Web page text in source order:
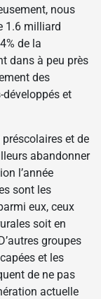
nous
1.6 milliard
de la
dans à peu près
des
et
et de
abandonner
l’année
sont les
eux, ceux
soit en
groupes
et les
de ne pas
actuelle